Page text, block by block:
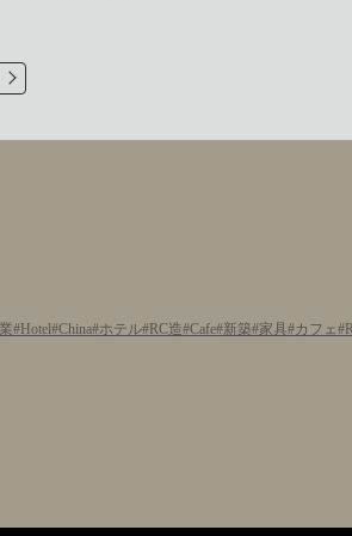
Hotel China ホテル RC造 Cafe 新築 家具 カフェ